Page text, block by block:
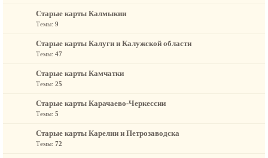
Старые карты Калмыкии
Темы: 9
Старые карты Калуги и Калужской области
Темы: 47
Старые карты Камчатки
Темы: 25
Старые карты Карачаево-Черкессии
Темы: 5
Старые карты Карелии и Петрозаводска
Темы: 72